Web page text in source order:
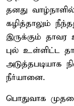
தனது
கழித்தாலும்
இருக்கும்
புல் உள்ளிட்ட
அடுத்தபடியாக
நீர்யானை.
பொதுவாக